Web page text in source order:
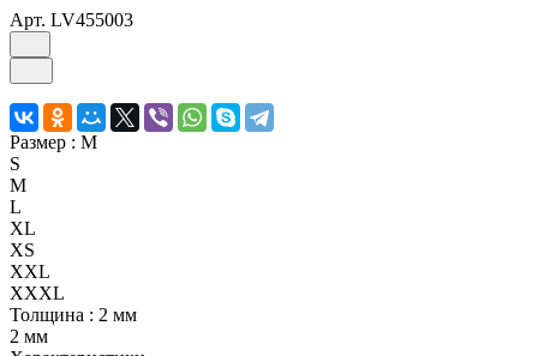
Арт. LV455003
Размер : M
S
M
L
XL
XS
XXL
XXXL
Толщина : 2 мм
2 мм